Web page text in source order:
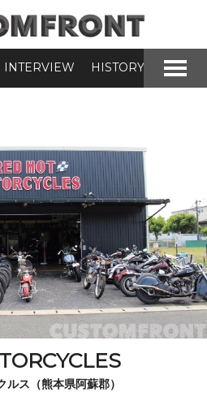
INTERVIEW HISTORY
ス（熊本県阿蘇郡）